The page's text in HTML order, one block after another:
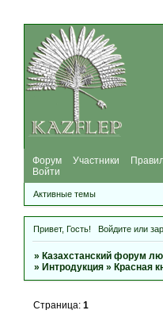
Форум Участники
Войти
Активные темы
Привет, Гость! Войдитеили
»Казахстанский форум
»Интродукция »Красная
Страница:1